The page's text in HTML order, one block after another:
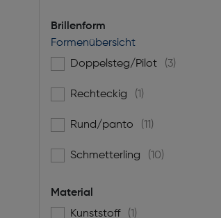
Brillenform
Formenübersicht
Doppelsteg/Pilot
(3)
Filtern nach Brillenform:
Rechteckig (1)
Filtern nach Brillenform: Rechteckig
Rund/panto (11)
Filtern nach Brillenform: Rund/
Schmetterling (10)
Filtern nach Brillenform:
Material
Kunststoff
(1)
Filtern nach Material: Kunststoff